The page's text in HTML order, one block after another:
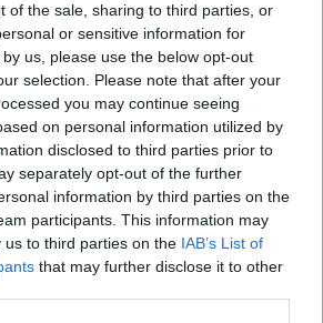
of the sale, sharing to third parties, or
or sensitive information for
us, please use the below opt-out
selection. Please note that after your
you may continue seeing
on personal information utilized by
disclosed to third parties prior to
separately opt-out of the further
information by third parties on the
participants. This information may
us to third parties on the IAB’s List of
that may further disclose it to other
le tue segnalazioni,
video e le tue foto
WhatsApp al numero +39
356 7512
le nostre ultime news